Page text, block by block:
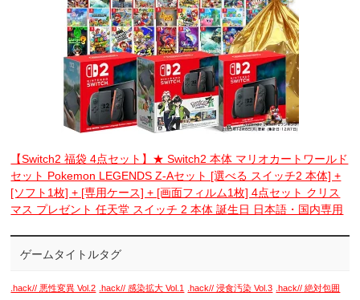
【Switch2 福袋 4点セット】★ Switch2 本体 マリオカートワールド
セット Pokemon LEGENDS Z-Aセット [選べる スイッチ2 本体] +
[ソフト1枚] + [専用ケース] + [画面フィルム1枚] 4点セット クリス
マス プレゼント 任天堂 スイッチ 2 本体 誕生日 日本語・国内専用
ゲームタイトルタグ
.hack// 悪性変異 Vol.2 .hack// 感染拡大 Vol.1 .hack// 浸食汚染 Vol.3 .hack// 絶対包囲